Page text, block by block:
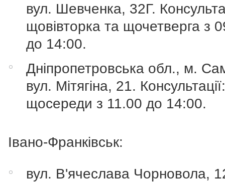
вул. Шевченка, 32Г.
щовівторка та щочетверга з
до 14:00.
Дніпропетровська обл., м.
вул. Мітягіна, 21.
щосереди з 11.00 до 14:00.
Івано-Франківськ:
вул. В'ячеслава Чорновола,